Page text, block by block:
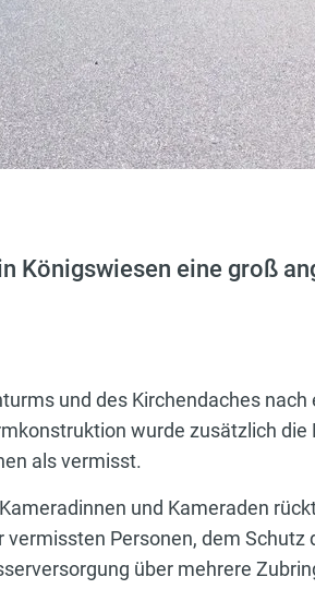
Königswiesen eine groß
und des Kirchendaches
wurde zusätzlich
als vermisst.
und Kameraden
Personen, dem
über mehrere